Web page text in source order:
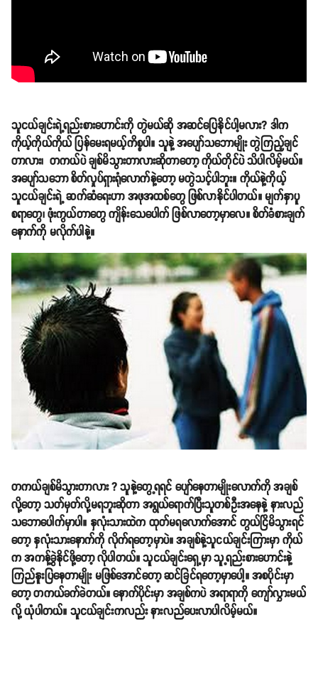
သူငယ်ချင်းရဲ့ရည်းစားဟောင်းကို တွဲမယ်ဆို အဆင်ပြေနိုင်ပါ့မလား? ဒါက
ကိုယ့်ကိုယ်ကိုယ် ပြန်မေးရမယ့်ကိစ္စပါ။ သူနဲ့ အပျော်သဘောမျိုး တွဲကြည့်ချင်
တာလား၊ တကယ်ပဲ ချစ်မိသွားတာလားဆိုတာတော့ ကိုယ်တိုင်ပဲ သိပါလိမ့်မယ်။
အပျော်သဘော စိတ်လှုပ်ရှားရုံလောက်နဲ့တော့ မတွဲသင့်ပါဘူး။ ကိုယ်နဲ့ကိုယ့်
သူငယ်ချင်းရဲ့ ဆက်ဆံရေးဟာ အဖုအထစ်တွေ ဖြစ်လာနိုင်ပါတယ်။ မျက်နှာပူ
စရာတွေ၊ ဖုံးကွယ်တာတွေ ကျိန်းသေပေါက် ဖြစ်လာတော့မှာလေ။ စိတ်ခံစားချက်
နောက်ကို မလိုက်ပါနဲ့။
တကယ်ချစ်မိသွားတာလား ? သူနဲ့တွေ့ရရင် ပျော်နေတာမျိုးလောက်ကို အချစ်
လို့တော့ သတ်မှတ်လို့မရဘူးဆိုတာ အရွယ်ရောက်ပြီးသူတစ်ဦးအနေနဲ့ နားလည်
သဘောပေါက်မှာပါ။ နှလုံးသားထဲက ထုတ်မရလောက်အောင် တွယ်ငြိမိသွားရင်
တော့ နှလုံးသားနောက်ကို လိုက်ရတော့မှာပဲ။ အချစ်နဲ့သူငယ်ချင်းကြားမှာ ကိုယ်
က အကန့်ခွဲနိုင်ဖို့တော့ လိုပါတယ်။ သူငယ်ချင်းရှေ့မှာ သူ့ရည်းစားဟောင်းနဲ့
ကြည်နူးပြနေတာမျိုး မဖြစ်အောင်တော့ ဆင်ခြင်ရတော့မှာပေါ့။ အစပိုင်းမှာ
တော့ တကယ်ခက်ခဲတယ်။ နောက်ပိုင်းမှာ အချစ်ကပဲ အရာရာကို ကျော်လွှားမယ်
လို့ ယုံပါတယ်။ သူငယ်ချင်းကလည်း နားလည်ပေးလာပါလိမ့်မယ်။